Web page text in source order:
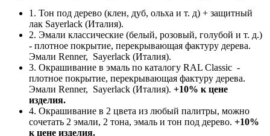
1. Тон под дерево (клен, дуб, ольха и т. д) + защитный
лак Sayerlack (Италия).
2. Эмали классические (белый, розовый, голубой и т. д.)
- плотное покрытие, перекрывающая фактуру дерева.
Эмали Renner, Sayerlack (Италия).
3. Окрашивание в эмаль по каталогу RAL Classic -
плотное покрытие, перекрывающая фактуру дерева.
Эмали Renner, Sayerlack (Италия). +10% к цене
изделия.
4. Окрашивание в 2 цвета из любый палитры, можно
сочетать 2 эмали, 2 тона, эмаль и тон под дерево. +10%
к цене изделия.